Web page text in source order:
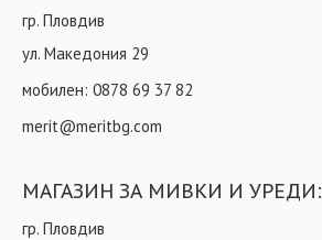
гр. Пловдив
ул. Македония 29
мобилен: 0878 69 37 82
merit@meritbg.com
МАГАЗИН ЗА МИВКИ И УРЕДИ:
гр. Пловдив